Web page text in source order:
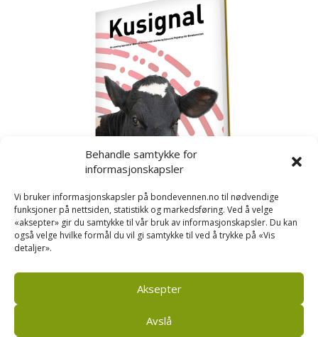
Behandle samtykke for
informasjonskapsler
Vi bruker informasjonskapsler på bondevennen.no til nødvendige
funksjoner på nettsiden, statistikk og markedsføring. Ved å velge
«aksepter» gir du samtykke til vår bruk av informasjonskapsler. Du kan
også velge hvilke formål du vil gi samtykke til ved å trykke på «Vis
detaljer».
Aksepter
Avslå
Kusignal